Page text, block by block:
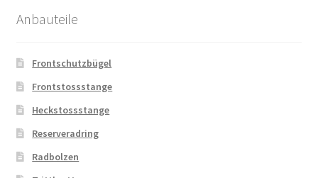
Anbauteile
Frontschutzbügel
Frontstossstange
Heckstossstange
Reserveradring
Radbolzen